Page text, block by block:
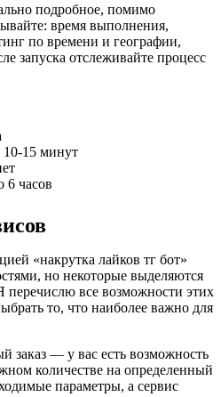
подробное, помимо
время выполнения,
по времени и географии,
запуска отслеживайте процесс
10-15 минут
6 часов
«накрутка лайков тг бот»
но некоторые выделяются
все возможности этих
то, что наиболее важно для
заказ — у вас есть возможность
количестве на определенный
параметры, а сервис